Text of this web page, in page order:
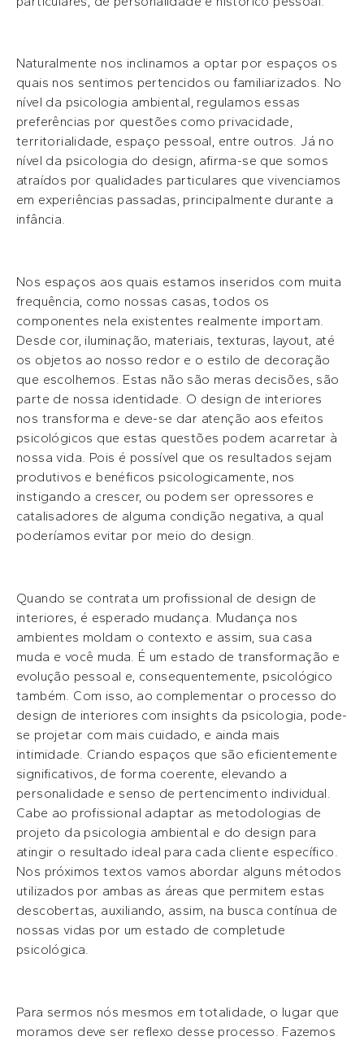
Naturalmente nos inclinamos a optar por espaços os
quais nos sentimos pertencidos ou familiarizados. No
nível da psicologia ambiental, regulamos essas
preferências por questões como privacidade,
territorialidade, espaço pessoal, entre outros. Já no
nível da psicologia do design, afirma-se que somos
atraídos por qualidades particulares que vivenciamos
em experiências passadas, principalmente durante a
infância.
Nos espaços aos quais estamos inseridos com muita
frequência, como nossas casas, todos os
componentes nela existentes realmente importam.
Desde cor, iluminação, materiais, texturas, layout, até
os objetos ao nosso redor e o estilo de decoração
que escolhemos. Estas não são meras decisões, são
parte de nossa identidade. O design de interiores
nos transforma e deve-se dar atenção aos efeitos
psicológicos que estas questões podem acarretar à
nossa vida. Pois é possível que os resultados sejam
produtivos e benéficos psicologicamente, nos
instigando a crescer, ou podem ser opressores e
catalisadores de alguma condição negativa, a qual
poderíamos evitar por meio do design.
Quando se contrata um profissional de design de
interiores, é esperado mudança. Mudança nos
ambientes moldam o contexto e assim, sua casa
muda e você muda. É um estado de transformação e
evolução pessoal e, consequentemente, psicológico
também. Com isso, ao complementar o processo do
design de interiores com insights da psicologia, pode-
se projetar com mais cuidado, e ainda mais
intimidade. Criando espaços que são eficientemente
significativos, de forma coerente, elevando a
personalidade e senso de pertencimento individual.
Cabe ao profissional adaptar as metodologias de
projeto da psicologia ambiental e do design para
atingir o resultado ideal para cada cliente específico.
Nos próximos textos vamos abordar alguns métodos
utilizados por ambas as áreas que permitem estas
descobertas, auxiliando, assim, na busca contínua de
nossas vidas por um estado de completude
psicológica.
Para sermos nós mesmos em totalidade, o lugar que
moramos deve ser reflexo desse processo. Fazemos